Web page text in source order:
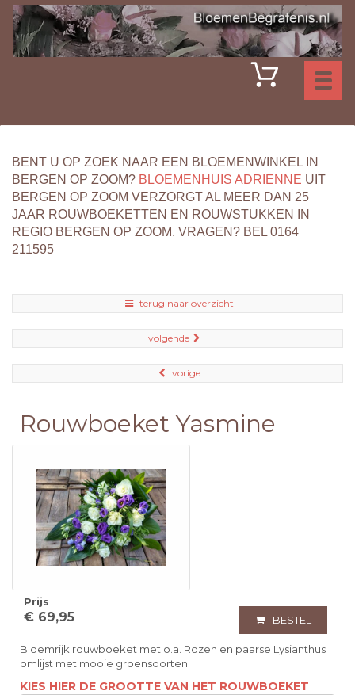
BENT U OP ZOEK NAAR EEN BLOEMENWINKEL IN
BERGEN OP ZOOM? BLOEMENHUIS ADRIENNE UIT
BERGEN OP ZOOM VERZORGT AL MEER DAN 25
JAAR ROUWBOEKETTEN EN ROUWSTUKKEN IN
REGIO BERGEN OP ZOOM. VRAGEN? BEL 0164
211595
terug naar overzicht
volgende
vorige
Rouwboeket Yasmine
Prijs
€ 69,95 BESTEL
Bloemrijk rouwboeket met o.a. Rozen en paarse Lysianthus
omlijst met mooie groensoorten.
KIES HIER DE GROOTTE VAN HET ROUWBOEKET